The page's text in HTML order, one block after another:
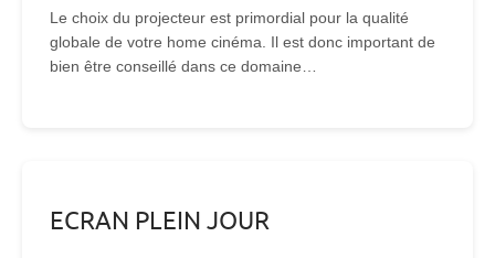
Le choix du projecteur est primordial pour la qualité
globale de votre home cinéma. Il est donc important de
bien être conseillé dans ce domaine…
ECRAN PLEIN JOUR